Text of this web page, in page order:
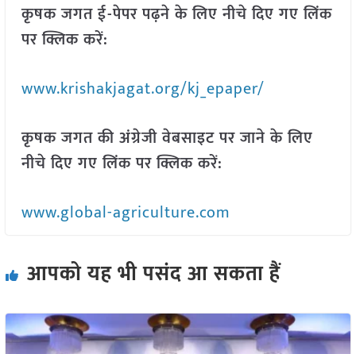
कृषक जगत ई-पेपर पढ़ने के लिए नीचे दिए गए लिंक
पर क्लिक करें:
www.krishakjagat.org/kj_epaper/
कृषक जगत की अंग्रेजी वेबसाइट पर जाने के लिए
नीचे दिए गए लिंक पर क्लिक करें:
www.global-agriculture.com
आपको यह भी पसंद आ सकता हैं